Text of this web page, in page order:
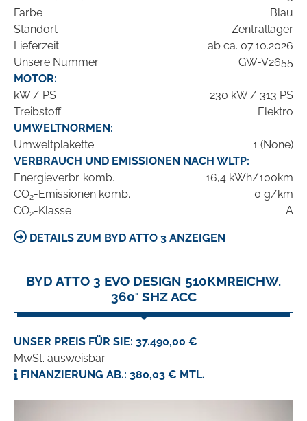
Farbe
Blau
Standort
Zentrallager
Lieferzeit
ab ca. 07.10.2026
Unsere Nummer
GW-V2655
MOTOR:
kW / PS
230 kW / 313 PS
Treibstoff
Elektro
UMWELTNORMEN:
Umweltplakette
1 (None)
VERBRAUCH UND EMISSIONEN NACH WLTP:
Energieverbr. komb.
16,4 kWh/100km
CO2-Emissionen komb.
0 g/km
CO2-Klasse A
DETAILS ZUM BYD ATTO 3 ANZEIGEN
BYD ATTO 3 EVO DESIGN 510KMREICHW.
360° SHZ ACC
UNSER PREIS FÜR SIE: 37.490,00 €
MwSt. ausweisbar
FINANZIERUNG AB.: 380,03 € MTL.